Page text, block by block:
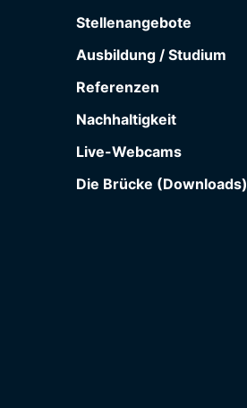
Stellenangebote
Ausbildung / Studium
Referenzen
Nachhaltigkeit
Live-Webcams
Die Brücke (Downloads)